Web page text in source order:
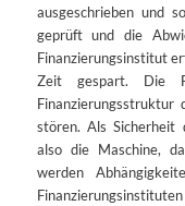
ausgeschrieben und
geprüft und die
Finanzierungsinstitut
Zeit gespart. Die
stören. Als Sicherheit
also die Maschine,
werden